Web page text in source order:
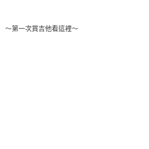
～第一次買吉他看這裡～